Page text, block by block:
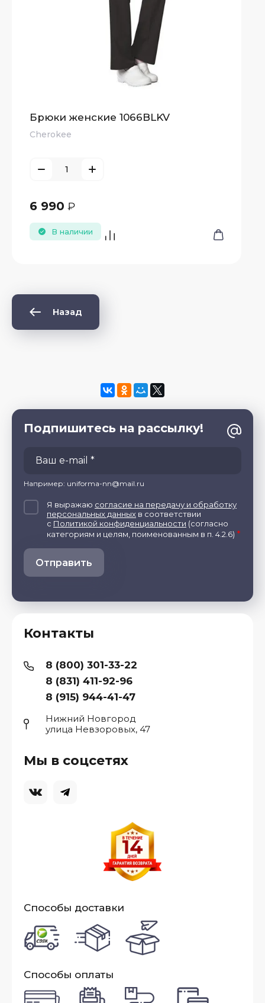
Брюки женские 1066BLKV
Cherokee
6 990 ₽
В наличии
Назад
Контакты
8 (800) 301-33-22
8 (831) 411-92-96
8 (915) 944-41-47
Нижний Новгород
улица Невзоровых, 47
Мы в соцсетях
Способы доставки
Способы оплаты
Подпишитесь на рассылку!
Например: uniforma-nn@mail.ru
Я выражаю согласие на передачу и обработку
персональных данных в соответствии
с Политикой конфиденциальности (согласно
категориям и целям, поименованным в п. 4.2.6) *
Отправить